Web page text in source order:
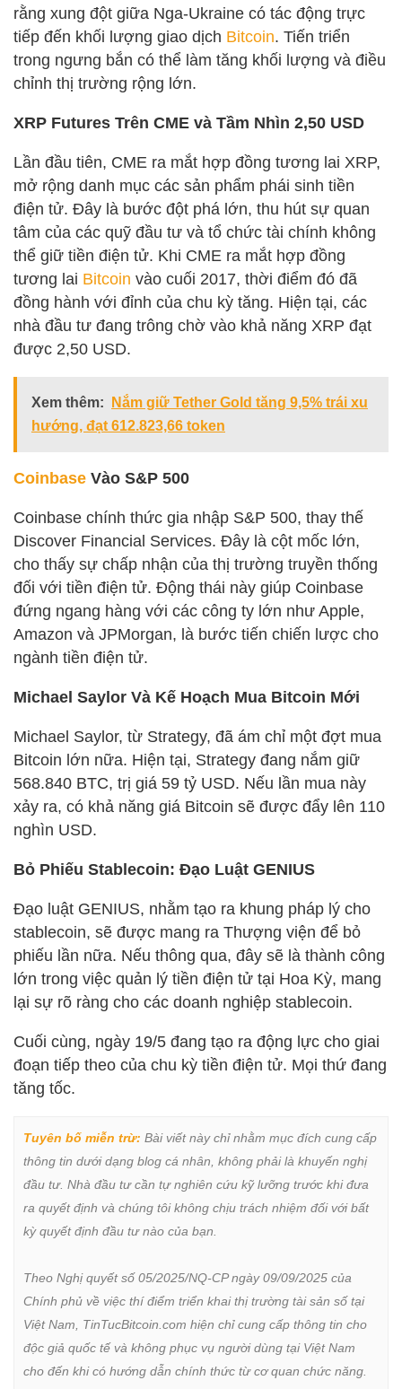
rằng xung đột giữa Nga-Ukraine có tác động trực
tiếp đến khối lượng giao dịch Bitcoin. Tiến triển
trong ngưng bắn có thể làm tăng khối lượng và điều
chỉnh thị trường rộng lớn.
XRP Futures Trên CME và Tầm Nhìn 2,50 USD
Lần đầu tiên, CME ra mắt hợp đồng tương lai XRP,
mở rộng danh mục các sản phẩm phái sinh tiền
điện tử. Đây là bước đột phá lớn, thu hút sự quan
tâm của các quỹ đầu tư và tổ chức tài chính không
thể giữ tiền điện tử. Khi CME ra mắt hợp đồng
tương lai Bitcoin vào cuối 2017, thời điểm đó đã
đồng hành với đỉnh của chu kỳ tăng. Hiện tại, các
nhà đầu tư đang trông chờ vào khả năng XRP đạt
được 2,50 USD.
Xem thêm:
Nắm giữ Tether Gold tăng 9,5% trái xu
hướng, đạt 612.823,66 token
Coinbase Vào S&P 500
Coinbase chính thức gia nhập S&P 500, thay thế
Discover Financial Services. Đây là cột mốc lớn,
cho thấy sự chấp nhận của thị trường truyền thống
đối với tiền điện tử. Động thái này giúp Coinbase
đứng ngang hàng với các công ty lớn như Apple,
Amazon và JPMorgan, là bước tiến chiến lược cho
ngành tiền điện tử.
Michael Saylor Và Kế Hoạch Mua Bitcoin Mới
Michael Saylor, từ Strategy, đã ám chỉ một đợt mua
Bitcoin lớn nữa. Hiện tại, Strategy đang nắm giữ
568.840 BTC, trị giá 59 tỷ USD. Nếu lần mua này
xảy ra, có khả năng giá Bitcoin sẽ được đẩy lên 110
nghìn USD.
Bỏ Phiếu Stablecoin: Đạo Luật GENIUS
Đạo luật GENIUS, nhằm tạo ra khung pháp lý cho
stablecoin, sẽ được mang ra Thượng viện để bỏ
phiếu lần nữa. Nếu thông qua, đây sẽ là thành công
lớn trong việc quản lý tiền điện tử tại Hoa Kỳ, mang
lại sự rõ ràng cho các doanh nghiệp stablecoin.
Cuối cùng, ngày 19/5 đang tạo ra động lực cho giai
đoạn tiếp theo của chu kỳ tiền điện tử. Mọi thứ đang
tăng tốc.
Tuyên bố miễn trừ: Bài viết này chỉ nhằm mục đích cung cấp
thông tin dưới dạng blog cá nhân, không phải là khuyến nghị
đầu tư. Nhà đầu tư cần tự nghiên cứu kỹ lưỡng trước khi đưa
ra quyết định và chúng tôi không chịu trách nhiệm đối với bất
kỳ quyết định đầu tư nào của bạn.
Theo Nghị quyết số 05/2025/NQ-CP ngày 09/09/2025 của
Chính phủ về việc thí điểm triển khai thị trường tài sản số tại
Việt Nam, TinTucBitcoin.com hiện chỉ cung cấp thông tin cho
độc giả quốc tế và không phục vụ người dùng tại Việt Nam
cho đến khi có hướng dẫn chính thức từ cơ quan chức năng.